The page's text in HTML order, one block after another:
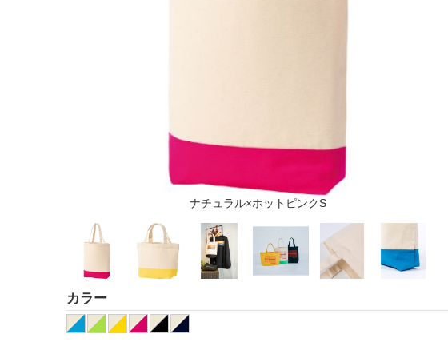
ナチュラル×ホットピンクS
カラー